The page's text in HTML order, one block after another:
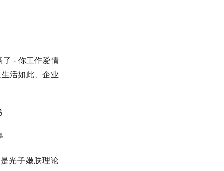
了 - 你工作爱情
活如此、企业
光子嫩肤理论